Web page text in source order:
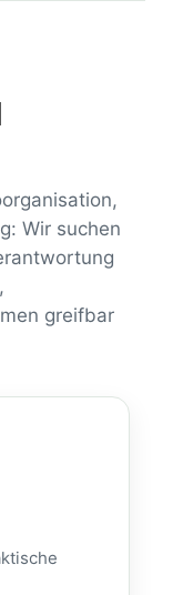
Wir suchen
greifbar